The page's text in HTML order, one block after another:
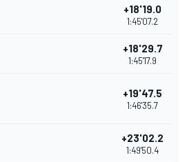
+18'19.0
1:45'07.2
+18'29.7
1:45'17.9
+19'47.5
1:46'35.7
+23'02.2
1:49'50.4